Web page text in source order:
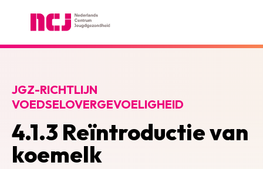
4.1.3 Reïntroductie van
koemelk
JGZ-RICHTLIJN
VOEDSELOVERGEVOELIGHEID